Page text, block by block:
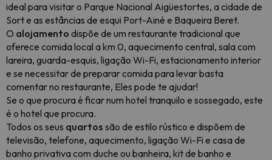
ideal para visitar o Parque Nacional Aigüestortes, a cidade de
Sort e as estâncias de esqui Port-Ainé e Baqueira Beret.
O alojamento dispõe de um restaurante tradicional que
oferece comida local a km 0, aquecimento central, sala com
lareira, guarda-esquis, ligação Wi-Fi, estacionamento interior
e se necessitar de preparar comida para levar basta
comentar no restaurante, Eles pode te ajudar!
Se o que procura é ficar num hotel tranquilo e sossegado, este
é o hotel que procura.
Todos os seus quartos são de estilo rústico e dispõem de
televisão, telefone, aquecimento, ligação Wi-Fi e casa de
banho privativa com duche ou banheira, kit de banho e